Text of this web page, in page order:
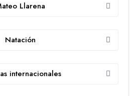
Llarena
Natación
internacionales